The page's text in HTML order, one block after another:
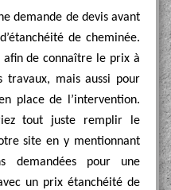
demande de devis avant
de cheminée.
afin de connaître le prix à
travaux, mais aussi pour
place de l’intervention.
tout juste remplir le
site en y mentionnant
demandées pour une
un prix étanchéité de